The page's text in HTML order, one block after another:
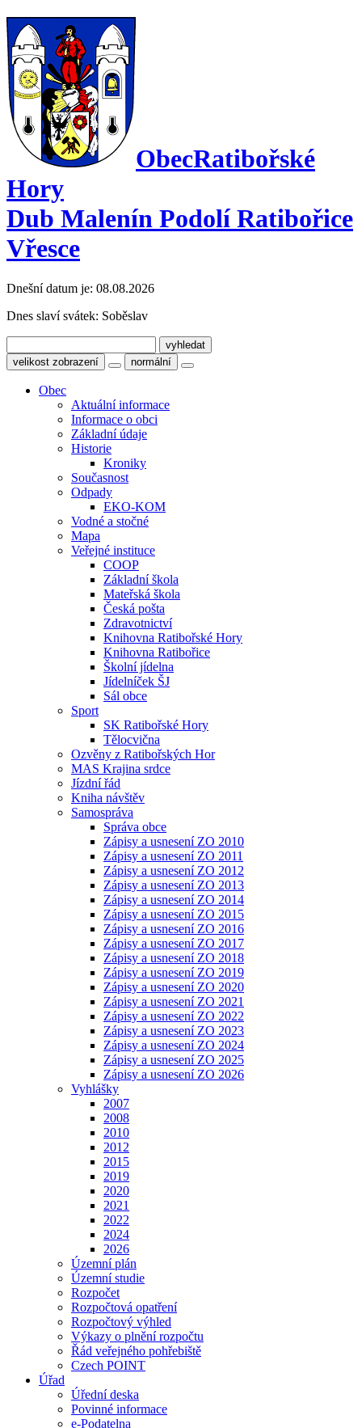
ObecRatibořské
Hory
Dub Malenín Podolí Ratibořice
Vřesce
Dnešní datum je: 08.08.2026
Dnes slaví svátek: Soběslav
velikost zobrazení normální
Obec
Aktuální informace
Informace o obci
Základní údaje
Historie
Kroniky
Současnost
Odpady
EKO-KOM
Vodné a stočné
Mapa
Veřejné instituce
COOP
Základní škola
Mateřská škola
Česká pošta
Zdravotnictví
Knihovna Ratibořské Hory
Knihovna Ratibořice
Školní jídelna
Jídelníček ŠJ
Sál obce
Sport
SK Ratibořské Hory
Tělocvična
Ozvěny z Ratibořských Hor
MAS Krajina srdce
Jízdní řád
Kniha návštěv
Samospráva
Správa obce
Zápisy a usnesení ZO 2010
Zápisy a usnesení ZO 2011
Zápisy a usnesení ZO 2012
Zápisy a usnesení ZO 2013
Zápisy a usnesení ZO 2014
Zápisy a usnesení ZO 2015
Zápisy a usnesení ZO 2016
Zápisy a usnesení ZO 2017
Zápisy a usnesení ZO 2018
Zápisy a usnesení ZO 2019
Zápisy a usnesení ZO 2020
Zápisy a usnesení ZO 2021
Zápisy a usnesení ZO 2022
Zápisy a usnesení ZO 2023
Zápisy a usnesení ZO 2024
Zápisy a usnesení ZO 2025
Zápisy a usnesení ZO 2026
Vyhlášky
2007
2008
2010
2012
2015
2019
2020
2021
2022
2024
2026
Územní plán
Územní studie
Rozpočet
Rozpočtová opatření
Rozpočtový výhled
Výkazy o plnění rozpočtu
Řád veřejného pohřebiště
Czech POINT
Úřad
Úřední deska
Povinné informace
e-Podatelna